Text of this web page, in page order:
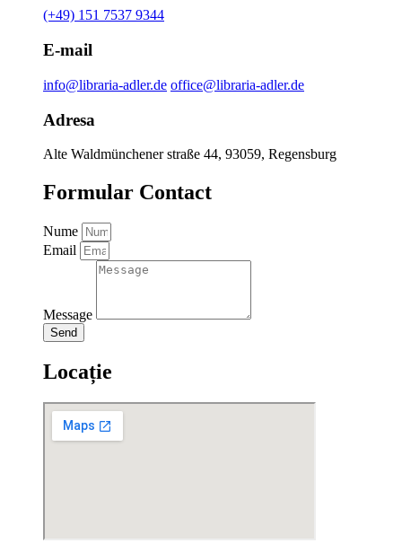
(+49) 151 7537 9344
E-mail
info@libraria-adler.de office@libraria-adler.de
Adresa
Alte Waldmünchener straße 44, 93059, Regensburg
Formular Contact
Nume
Email
Message
Send
Locație